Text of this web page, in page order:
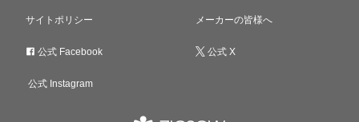
サイトポリシー メーカーの皆様へ
公式 Facebook 公式 X
公式 Instagram